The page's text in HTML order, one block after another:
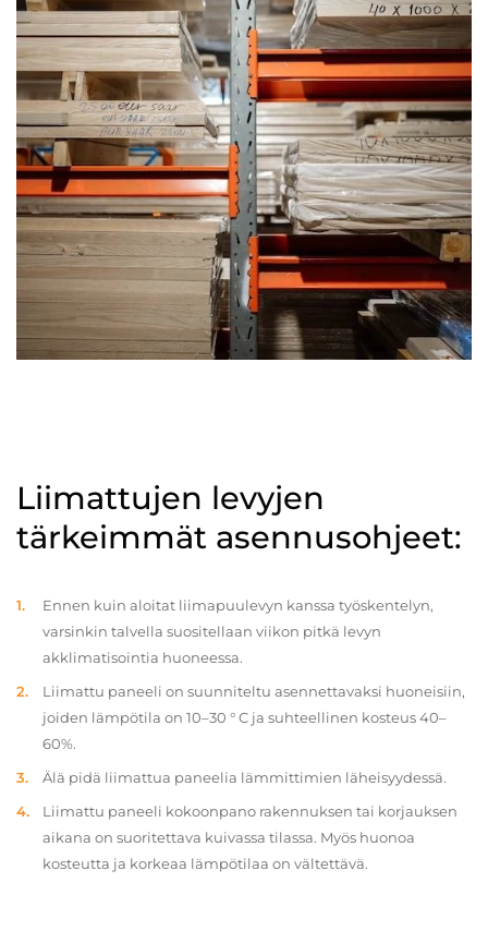
Liimattujen levyjen
tärkeimmät asennusohjeet:
Ennen kuin aloitat liimapuulevyn kanssa työskentelyn,
varsinkin talvella suositellaan viikon pitkä levyn
akklimatisointia huoneessa.
Liimattu paneeli on suunniteltu asennettavaksi huoneisiin,
joiden lämpötila on 10–30 ° C ja suhteellinen kosteus 40–
60%.
Älä pidä liimattua paneelia lämmittimien läheisyydessä.
Liimattu paneeli kokoonpano rakennuksen tai korjauksen
aikana on suoritettava kuivassa tilassa. Myös huonoa
kosteutta ja korkeaa lämpötilaa on vältettävä.